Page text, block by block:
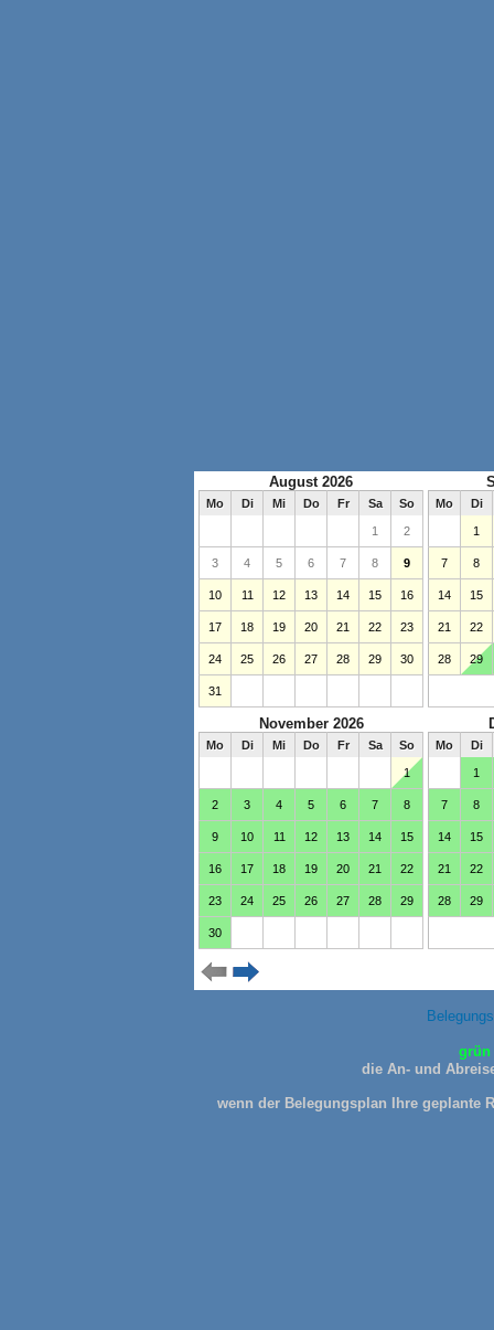
grün
die An- und
wenn der Belegungsplan Ihre geplante